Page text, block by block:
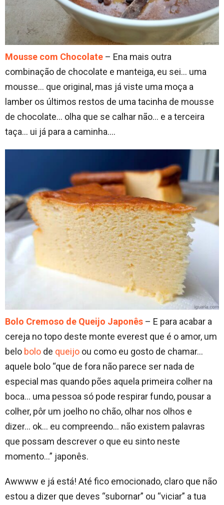
Mousse com Chocolate – Ena mais outra
combinação de chocolate e manteiga, eu sei… uma
mousse… que original, mas já viste uma moça a
lamber os últimos restos de uma tacinha de mousse
de chocolate… olha que se calhar não… e a terceira
taça… ui já para a caminha….
Bolo Cremoso de Queijo Japonês – E para acabar a
cereja no topo deste monte everest que é o amor, um
belo bolo de queijo ou como eu gosto de chamar…
aquele bolo “que de fora não parece ser nada de
especial mas quando pões aquela primeira colher na
boca… uma pessoa só pode respirar fundo, pousar a
colher, pôr um joelho no chão, olhar nos olhos e
dizer… ok… eu compreendo… não existem palavras
que possam descrever o que eu sinto neste
momento…” japonês.
Awwww e já está! Até fico emocionado, claro que não
estou a dizer que deves “subornar” ou “viciar” a tua